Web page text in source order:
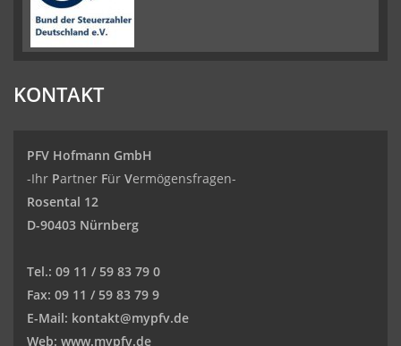
KONTAKT
PFV Hofmann GmbH
-Ihr Partner Für Vermögensfragen-
Rosental 12
D-90403 Nürnberg
Tel.: 09 11 / 59 83 79 0
Fax: 09 11 / 59 83 79 9
E-Mail: kontakt@mypfv.de
Web: www.mypfv.de